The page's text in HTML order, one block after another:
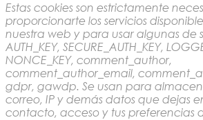
Estas cookies son estrictamente
proporcionarte los servicios
nuestra web y para usar algunas de
AUTH_KEY, SECURE_AUTH_KEY,
NONCE_KEY, comment_author,
comment_author_email,
gdpr, gawdp. Se usan para
correo, IP y demás datos que dejas
contacto, acceso y tus preferencias